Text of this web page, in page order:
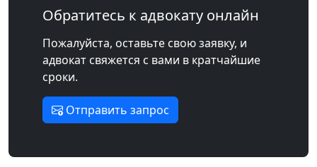
Обратитесь к адвокату онлайн
Пожалуйста, оставьте свою заявку, и
адвокат свяжется с вами в кратчайшие
сроки.
Отправить запрос